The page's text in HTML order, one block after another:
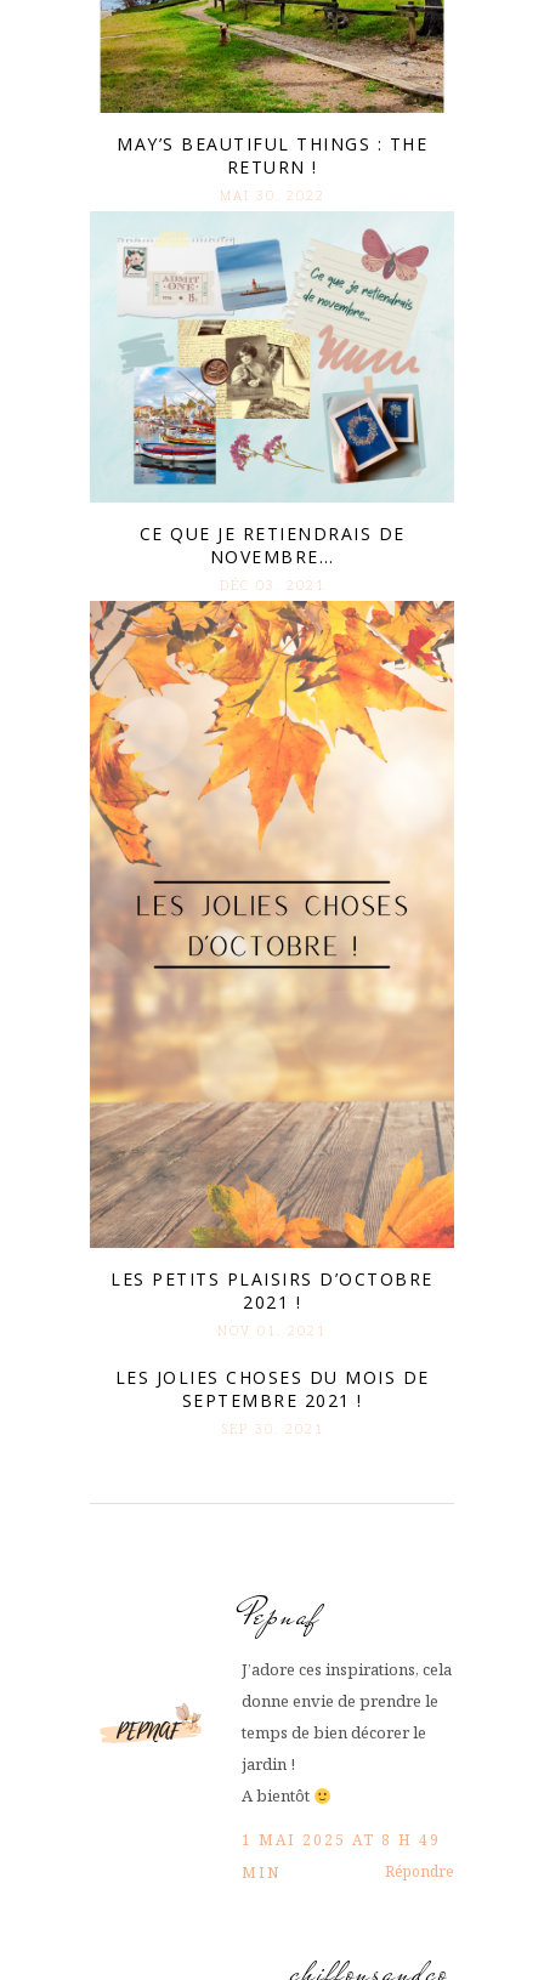
MAY’S BEAUTIFUL THINGS : THE
RETURN !
MAI 30. 2022
CE QUE JE RETIENDRAIS DE
NOVEMBRE…
DÉC 03. 2021
LES PETITS PLAISIRS D’OCTOBRE
2021 !
NOV 01. 2021
LES JOLIES CHOSES DU MOIS DE
SEPTEMBRE 2021 !
SEP 30. 2021
Pepnaf
J’adore ces inspirations, cela
donne envie de prendre le
temps de bien décorer le
jardin !
A bientôt
1 MAI 2025 AT 8 H 49
MIN
Répondre